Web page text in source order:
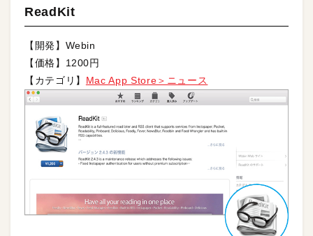
ReadKit
【開発】Webin
【価格】1200円
【カテゴリ】 Mac App Store＞ニュース